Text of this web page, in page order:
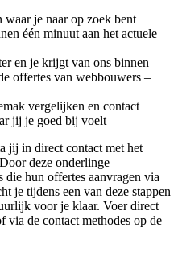
waar je naar op zoek bent
één minuut aan het actuele
en je krijgt van ons binnen
offertes van webbouwers –
vergelijken en contact
jij je goed bij voelt
jij in direct contact met het
deze onderlinge
die hun offertes aanvragen via
je tijdens een van deze stappen
voor je klaar. Voer direct
via de contact methodes op de